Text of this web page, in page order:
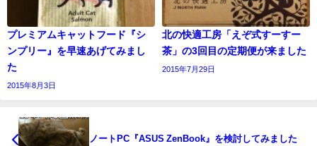
プレミアムキャットフード『シ
ンプリー』を早速あげてみまし
た
2015年8月3日
北の快適工房「えぞ式すーすー
茶」の3回目の定期便が来ました
2015年7月29日
ノートPC『ASUS ZenBook』を検討してみました